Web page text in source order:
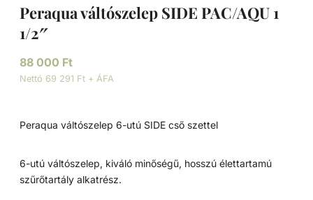
Peraqua váltószelep SIDE PAC/AQU 1
1/2″
88 000 Ft
Nettó 69 291 Ft + ÁFA
Peraqua váltószelep 6-utú SIDE cső szettel
6-utú váltószelep, kiváló minőségű, hosszú élettartamú
szűrőtartály alkatrész.